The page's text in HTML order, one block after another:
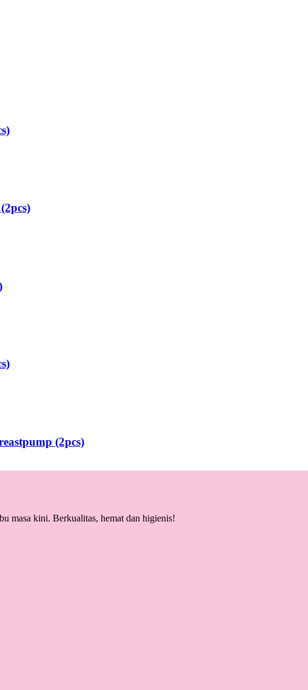
(2pcs)
masa kini. Berkualitas, hemat dan higienis!